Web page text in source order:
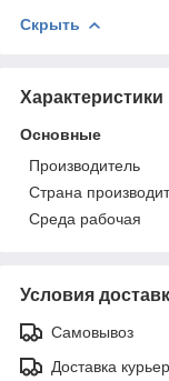
Скрыть
Характеристики
Основные
Производитель
Страна
Среда рабочая
Условия
Самовывоз
Доставка